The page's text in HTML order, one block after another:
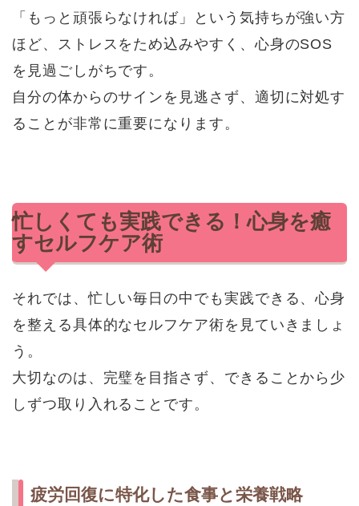
「もっと頑張らなければ」という気持ちが強い方
ほど、ストレスをため込みやすく、心身のSOS
を見過ごしがちです。
自分の体からのサインを見逃さず、適切に対処す
ることが非常に重要になります。
忙しくても実践できる！心身を癒
すセルフケア術
それでは、忙しい毎日の中でも実践できる、心身
を整える具体的なセルフケア術を見ていきましょ
う。
大切なのは、完璧を目指さず、できることから少
しずつ取り入れることです。
疲労回復に特化した食事と栄養戦略